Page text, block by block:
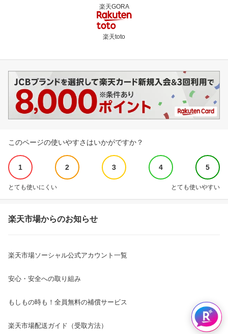
楽天GORA
楽天toto
このページの使いやすさはいかがですか？
1 2 3 4 5
とても使いにくい とても使いやすい
楽天市場からのお知らせ
楽天市場ソーシャル公式アカウント一覧
安心・安全への取り組み
もしもの時も！全員無料の補償サービス
楽天市場配送ガイド（受取方法）